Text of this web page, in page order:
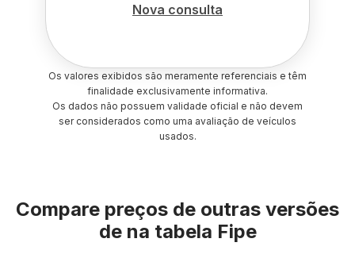
Nova consulta
Os valores exibidos são meramente referenciais e têm
finalidade exclusivamente informativa.
Os dados não possuem validade oficial e não devem
ser considerados como uma avaliação de veículos
usados.
Compare preços de outras versões
de na tabela Fipe